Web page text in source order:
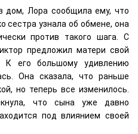
дом, Лора сообщила ему, что
сестра узнала об обмене, она
против такого шага. С
предложил матери свой
К его большому удивлению
Она сказала, что раньше
но теперь все изменилось.
что сына уже давно
под влиянием своей